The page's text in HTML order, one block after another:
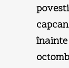
înainte